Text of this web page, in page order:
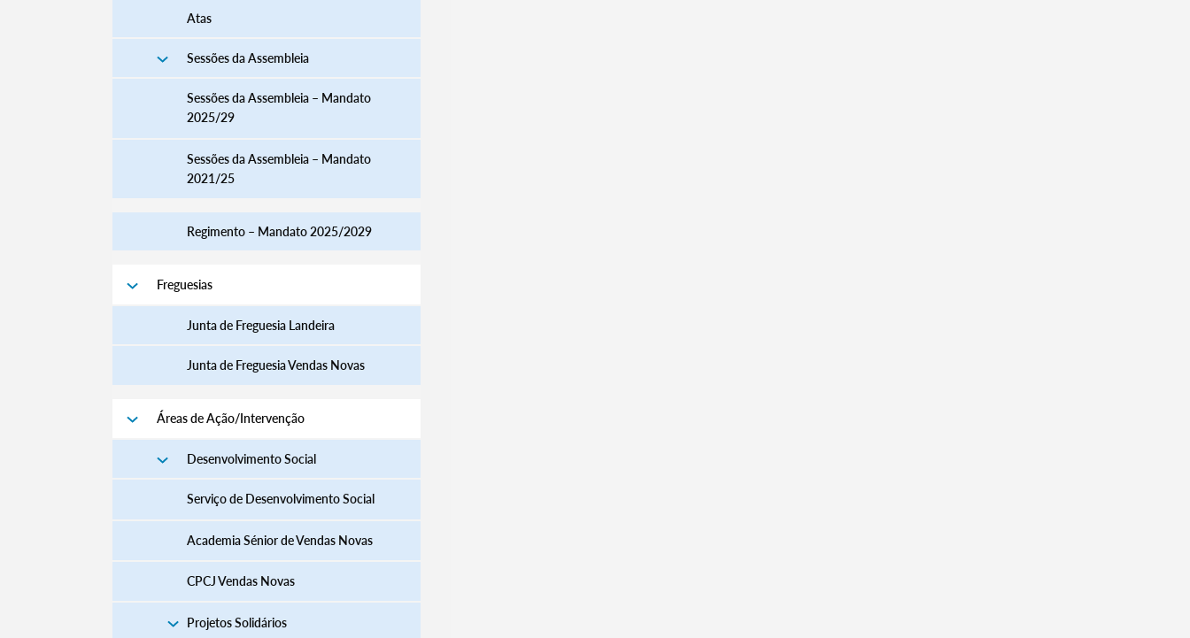
Atas
Sessões da Assembleia
Sessões da Assembleia – Mandato
2025/29
Sessões da Assembleia – Mandato
2021/25
Regimento – Mandato 2025/2029
Freguesias
Junta de Freguesia Landeira
Junta de Freguesia Vendas Novas
Áreas de Ação/Intervenção
Desenvolvimento Social
Serviço de Desenvolvimento Social
Academia Sénior de Vendas Novas
CPCJ Vendas Novas
Projetos Solidários